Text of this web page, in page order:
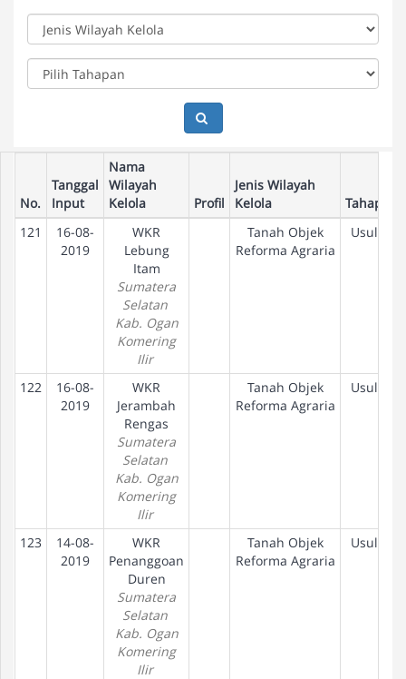
No.
Tanggal
Input
Nama
Wilayah
Kelola
Profil
Jenis Wilayah
Kelola
Tahapan
121
16-08-
2019
WKR
Lebung
Itam
Sumatera
Selatan
Kab. Ogan
Komering
Ilir
Tanah Objek
Reforma Agraria
Usulan
122
16-08-
2019
WKR
Jerambah
Rengas
Sumatera
Selatan
Kab. Ogan
Komering
Ilir
Tanah Objek
Reforma Agraria
Usulan
123
14-08-
2019
WKR
Penanggoan
Duren
Sumatera
Selatan
Kab. Ogan
Komering
Ilir
Tanah Objek
Reforma Agraria
Usulan